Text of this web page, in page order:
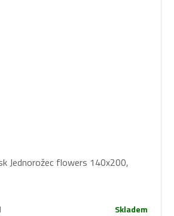
Jednorožec flowers 140x200,
Skladem